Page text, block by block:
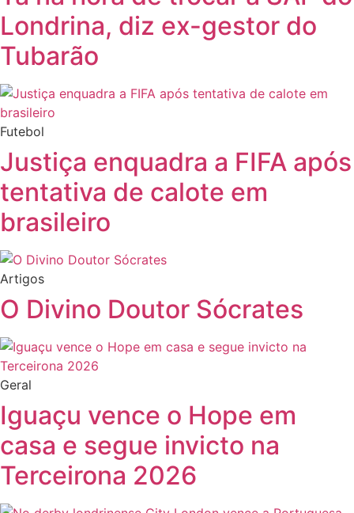
Londrina, diz ex-gestor do
Tubarão
Futebol
Justiça enquadra a FIFA após
tentativa de calote em
brasileiro
Artigos
O Divino Doutor Sócrates
Geral
Iguaçu vence o Hope em
casa e segue invicto na
Terceirona 2026